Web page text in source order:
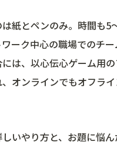
紙とペンのみ。時間も
ーク中心の職場でのチ
は、以心伝心ゲーム用
オンラインでもオフラ
いやり方と、お題に悩ん